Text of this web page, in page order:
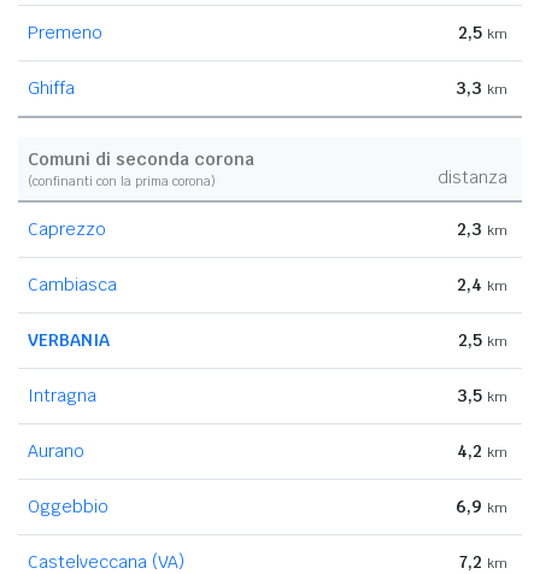
Premeno 2,5 km
Ghiffa 3,3 km
Comuni di seconda corona
(confinanti con la prima corona) distanza
Caprezzo 2,3 km
Cambiasca 2,4 km
VERBANIA 2,5 km
Intragna 3,5 km
Aurano 4,2 km
Oggebbio 6,9 km
Castelveccana (VA) 7,2 km